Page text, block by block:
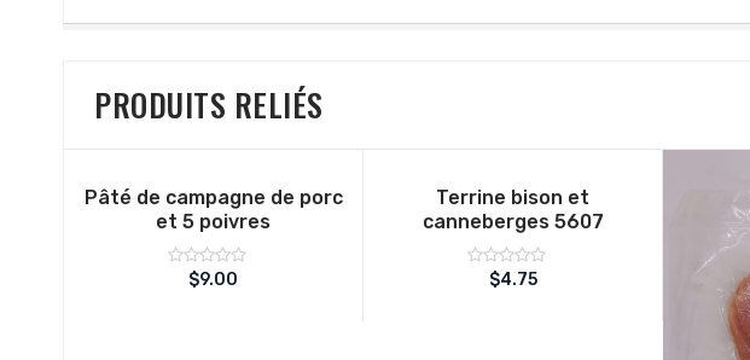
PRODUITS RELIÉS
Pâté de campagne de porc
et 5 poivres
Note
sur
$9.00
Terrine bison et
canneberges 5607
Note
sur
$4.75